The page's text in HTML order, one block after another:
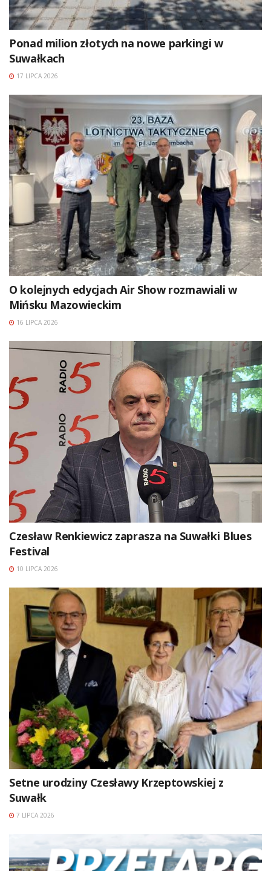
Ponad milion złotych na nowe parkingi w
Suwałkach
17 LIPCA 2026
O kolejnych edycjach Air Show rozmawiali w
Mińsku Mazowieckim
16 LIPCA 2026
Czesław Renkiewicz zaprasza na Suwałki Blues
Festival
10 LIPCA 2026
Setne urodziny Czesławy Krzeptowskiej z
Suwałk
7 LIPCA 2026